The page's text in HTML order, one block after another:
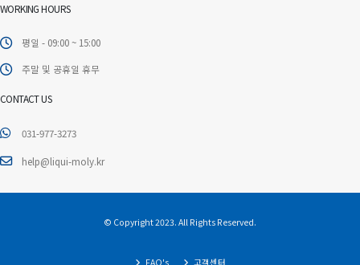
WORKING HOURS
평일 - 09:00 ~ 15:00
주말 및 공휴일 휴무
CONTACT US
031-977-3273
help@liqui-moly.kr
© Copyright 2023. All Rights Reserved.
FAQ's 고객센터